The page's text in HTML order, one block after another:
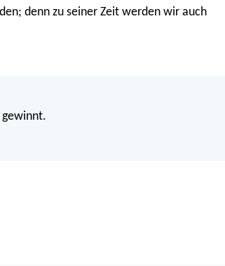
denn zu seiner Zeit werden wir auch
gewinnt.